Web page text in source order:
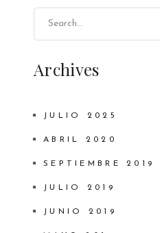
Archives
JULIO 2025
ABRIL 2020
SEPTIEMBRE 2019
JULIO 2019
JUNIO 2019